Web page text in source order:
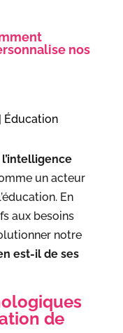
nos
Éducation
l’intelligence
un acteur
En
aux besoins
notre
est-il de ses
de